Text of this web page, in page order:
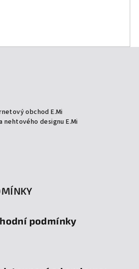
obchod E.Mi
nehtového designu E.Mi
podmínky